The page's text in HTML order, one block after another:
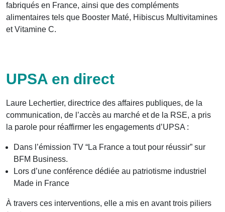
fabriqués en France, ainsi que des compléments
alimentaires tels que Booster Maté, Hibiscus Multivitamines
et Vitamine C.
UPSA en direct
Laure Lechertier, directrice des affaires publiques, de la
communication, de l’accès au marché et de la RSE, a pris
la parole pour réaffirmer les engagements d’UPSA :
Dans l’émission TV “La France a tout pour réussir” sur
BFM Business.
Lors d’une conférence dédiée au patriotisme industriel
Made in France
À travers ces interventions, elle a mis en avant trois piliers